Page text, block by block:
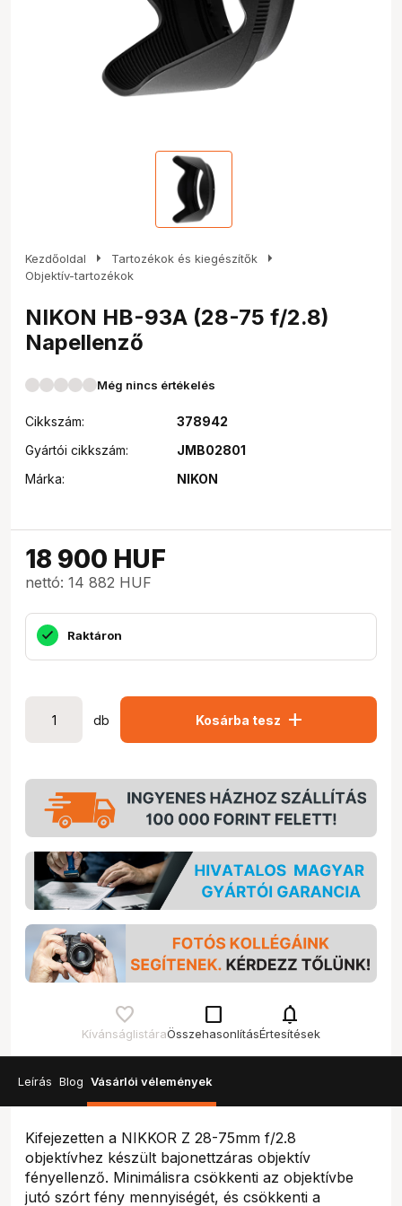
Kezdőoldal arrow_right Tartozékok és kiegészítők arrow_right
Objektív-tartozékok
NIKON HB-93A (28-75 f/2.8)
Napellenző
Még nincs értékelés
Cikkszám:
378942
Gyártói cikkszám:
JMB02801
Márka:
NIKON
18 900 HUF
nettó: 14 882 HUF
Raktáron
db Kosárba tesz add
Kívánságlistára
check_box_outline_blank
Összehasonlítás
notifications
Értesítések
Leírás Blog Vásárlói vélemények
Kifejezetten a NIKKOR Z 28-75mm f/2.8
objektívhez készült bajonettzáras objektív
fényellenző. Minimálisra csökkenti az objektívbe
jutó szórt fény mennyiségét, és csökkenti a